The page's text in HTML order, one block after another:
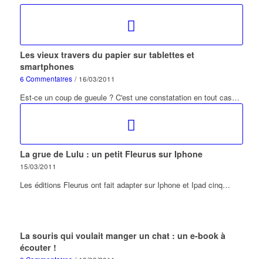
Les vieux travers du papier sur tablettes et
smartphones
6 Commentaires / 16/03/2011
Est-ce un coup de gueule ? C'est une constatation en tout cas…
La grue de Lulu : un petit Fleurus sur Iphone
15/03/2011
Les éditions Fleurus ont fait adapter sur Iphone et Ipad cinq…
La souris qui voulait manger un chat : un e-book à
écouter !